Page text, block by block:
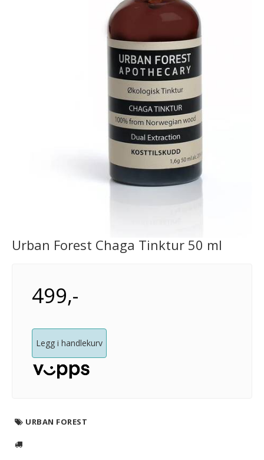
Urban Forest Chaga Tinktur 50 ml
499,-
Legg i handlekurv
URBAN FOREST